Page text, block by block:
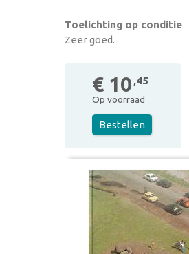
Toelichting op conditie
Zeer goed.
€ 10 ,45
Op voorraad
Bestellen